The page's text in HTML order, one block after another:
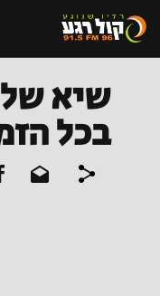
שיא של
בכל